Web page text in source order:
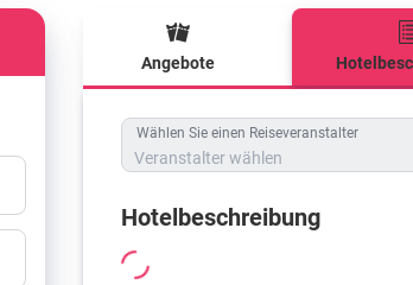
Angebote
Wählen Sie einen Reiseveranstalter
Veranstalter wählen
Hotelbeschreibung